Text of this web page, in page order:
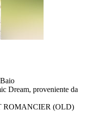
Dream, proveniente da
ROMANCIER (OLD)